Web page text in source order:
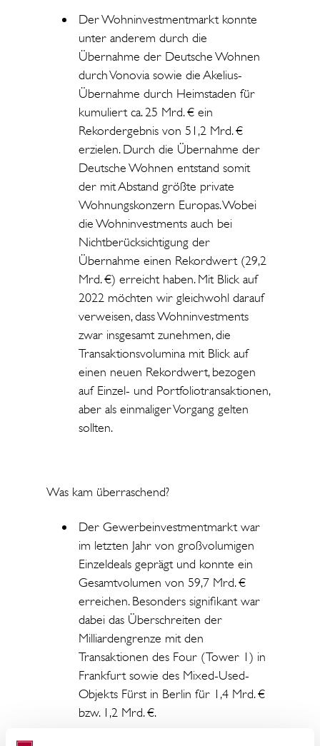
Der Wohninvestmentmarkt konnte
unter anderem durch die
Übernahme der Deutsche Wohnen
durch Vonovia sowie die Akelius-
Übernahme durch Heimstaden für
kumuliert ca. 25 Mrd. € ein
Rekordergebnis von 51,2 Mrd. €
erzielen. Durch die Übernahme der
Deutsche Wohnen entstand somit
der mit Abstand größte private
Wohnungskonzern Europas. Wobei
die Wohninvestments auch bei
Nichtberücksichtigung der
Übernahme einen Rekordwert (29,2
Mrd. €) erreicht haben. Mit Blick auf
2022 möchten wir gleichwohl darauf
verweisen, dass Wohninvestments
zwar insgesamt zunehmen, die
Transaktionsvolumina mit Blick auf
einen neuen Rekordwert, bezogen
auf Einzel- und Portfoliotransaktionen,
aber als einmaliger Vorgang gelten
sollten.
Was kam überraschend?
Der Gewerbeinvestmentmarkt war
im letzten Jahr von großvolumigen
Einzeldeals geprägt und konnte ein
Gesamtvolumen von 59,7 Mrd. €
erreichen. Besonders signifikant war
dabei das Überschreiten der
Milliardengrenze mit den
Transaktionen des Four (Tower 1) in
Frankfurt sowie des Mixed-Used-
Objekts Fürst in Berlin für 1,4 Mrd. €
bzw. 1,2 Mrd. €.